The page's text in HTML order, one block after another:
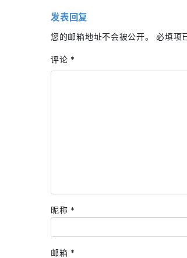
发表回复
您的邮箱地址不会被公开。 必填项
评论 *
昵称 *
邮箱 *